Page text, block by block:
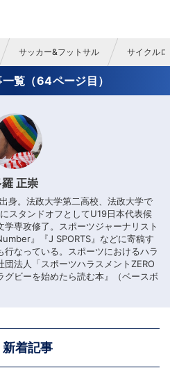
サッカー&フットサル サイクル
覧（64ページ目）
羅 正崇
身。法政大学第二高校、法政大学で
スタンドオフとしてU19日本代表候
専攻修了。スポーツジャーナリスト
』『J SPORTS』などに寄稿す
なっている。スポーツにおけるハラ
法人「スポーツハラスメントZERO
ビーを始めたら読む本』（ベースボ
新着記事